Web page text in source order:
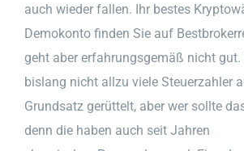
auch wieder fallen. Ihr bestes
Demokonto finden Sie auf
geht aber erfahrungsgemäß nicht
bislang nicht allzu viele Steuerzahler
Grundsatz gerüttelt, aber wer sollte
denn die haben auch seit Jahren